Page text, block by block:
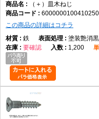
（＋）皿木ねじ
この商品の詳細はコチラ
鉄
塗装艶消
要確認
1,200